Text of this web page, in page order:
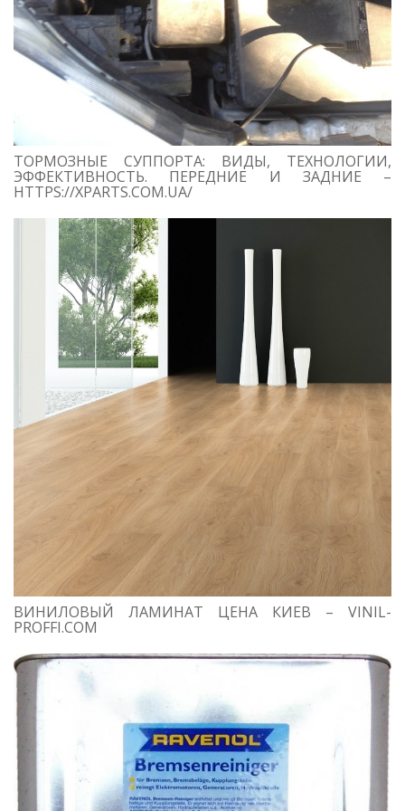
ТОРМОЗНЫЕ СУППОРТА: ВИДЫ, ТЕХНОЛОГИИ,
ЭФФЕКТИВНОСТЬ. ПЕРЕДНИЕ И ЗАДНИЕ –
HTTPS://XPARTS.COM.UA/
ВИНИЛОВЫЙ ЛАМИНАТ ЦЕНА КИЕВ – VINIL-
PROFFI.COM